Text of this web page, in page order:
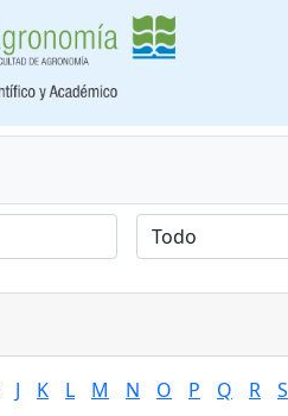
J K L M N O P Q R S